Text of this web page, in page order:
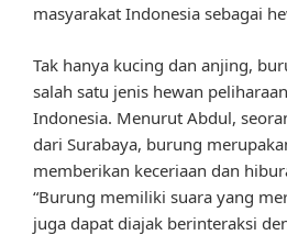
masyarakat Indonesia sebagai
Tak hanya kucing dan anjing,
salah satu jenis hewan
Indonesia. Menurut Abdul,
dari Surabaya, burung
memberikan keceriaan dan
“Burung memiliki suara yang
juga dapat diajak berinteraksi